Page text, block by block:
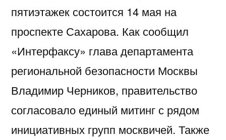
пятиэтажек состоится 14 мая на
проспекте Сахарова. Как сообщил
«Интерфаксу» глава департамента
региональной безопасности Москвы
Владимир Черников, правительство
согласовало единый митинг с рядом
инициативных групп москвичей. Также